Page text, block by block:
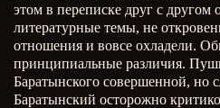
этом в переписке друг с другом
литературные темы, не
отношения и вовсе охладели.
принципиальные различия.
Баратынского совершенной, но
Баратынский осторожно